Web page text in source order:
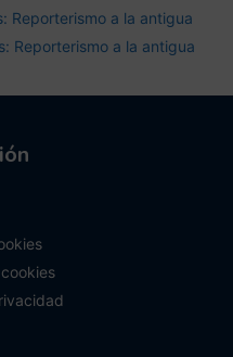
Reporterismo a la antigua
Reporterismo a la antigua